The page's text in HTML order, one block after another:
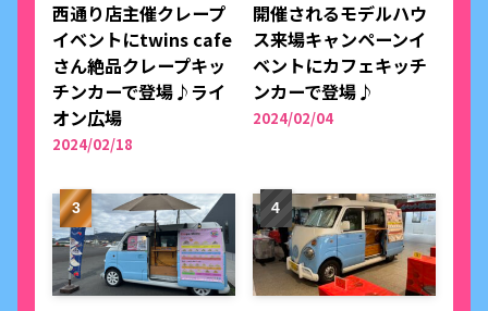
西通り店主催クレープ
イベントにtwins cafe
さん絶品クレープキッ
チンカーで登場♪ライ
オン広場
2024/02/18
開催されるモデルハウ
ス来場キャンペーンイ
ベントにカフェキッチ
ンカーで登場♪
2024/02/04